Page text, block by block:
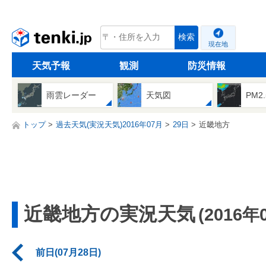
tenki.jp 検索
現在地
天気予報 観測 防災情報
雨雲レーダー 天気図
トップ 過去天気(実況天気)2016年07月 29日 近畿地方
近畿地方の実況天気(2016年
前日(07月28日)